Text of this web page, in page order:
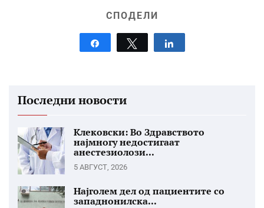
СПОДЕЛИ
Tweet
Последни новости
Клековски: Во Здравството
најмногу недостигаат
анестезиолози...
5 АВГУСТ, 2026
Најголем дел од пациентите со
западнонилска...